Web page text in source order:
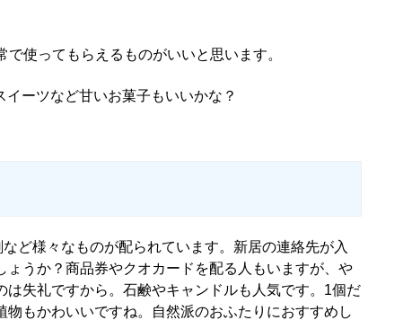
使ってもらえるものがいいと思います。
ーツなど甘いお菓子もいいかな？
ど様々なものが配られています。新居の連絡先が入
うか？商品券やクオカードを配る人もいますが、や
失礼ですから。石鹸やキャンドルも人気です。1個だ
もかわいいですね。自然派のおふたりにおすすめし